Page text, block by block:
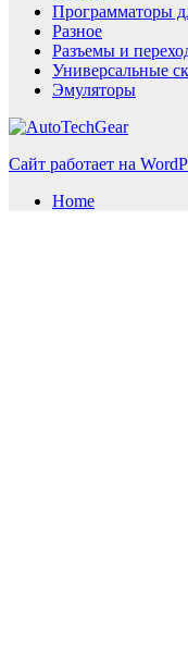
Программаторы
Разное
Разъемы и
Универсальные
Эмуляторы
Сайт работает на
Home